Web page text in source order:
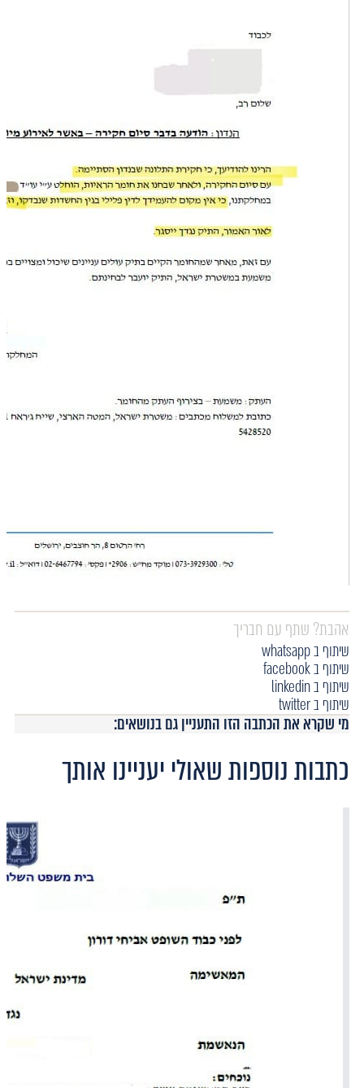
אהבת? שתף עם חבריך
שיתוף ב whatsapp
שיתוף ב facebook
שיתוף ב linkedin
שיתוף ב twitter
מי שקרא את הכתבה הזו התעניין גם בנושאים:
כתבות נוספות שאולי יעניינו אותך